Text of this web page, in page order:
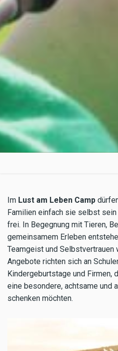
Im Lust am Leben Camp
Familien einfach sie selbst
frei. In Begegnung mit Tieren,
gemeinsamem Erleben
Teamgeist und Selbstvertrauen
Angebote richten sich an
Kindergeburtstage und Firmen,
eine besondere, achtsame und
schenken möchten.